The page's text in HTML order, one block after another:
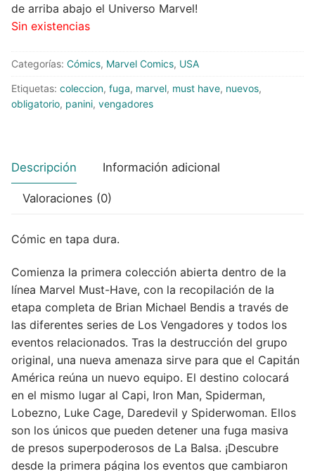
de arriba abajo el Universo Marvel!
Sin existencias
Categorías: Cómics, Marvel Comics, USA
Etiquetas: coleccion, fuga, marvel, must have, nuevos,
obligatorio, panini, vengadores
Descripción Información adicional
Valoraciones (0)
Cómic en tapa dura.
Comienza la primera colección abierta dentro de la
línea Marvel Must-Have, con la recopilación de la
etapa completa de Brian Michael Bendis a través de
las diferentes series de Los Vengadores y todos los
eventos relacionados. Tras la destrucción del grupo
original, una nueva amenaza sirve para que el Capitán
América reúna un nuevo equipo. El destino colocará
en el mismo lugar al Capi, Iron Man, Spiderman,
Lobezno, Luke Cage, Daredevil y Spiderwoman. Ellos
son los únicos que pueden detener una fuga masiva
de presos superpoderosos de La Balsa. ¡Descubre
desde la primera página los eventos que cambiaron